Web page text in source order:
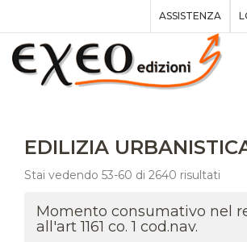
ASSISTENZA
EDILIZIA
Stai vedendo 53-60 di 2640 risultati
Momento consumativo nel
all'art 1161 co. 1 cod.nav.